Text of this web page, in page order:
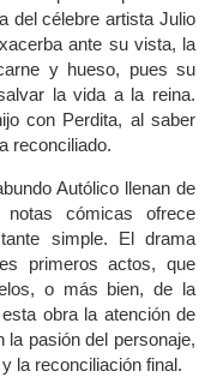
del célebre artista Julio
ante su vista, la
y hueso, pues su
la vida a la reina.
con Perdita, al saber
reconciliado.
Autólico llenan de
cómicas ofrece
simple. El drama
primeros actos, que
o más bien, de la
obra la atención de
la pasión del personaje,
la reconciliación final.